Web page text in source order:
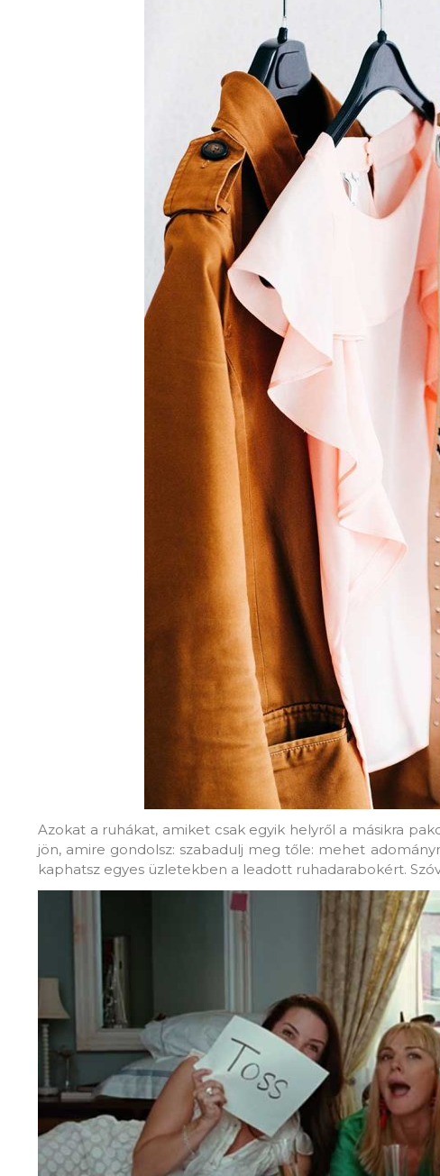
Azokat a ruhákat, amiket csak egyik helyről a másikra
jön, amire gondolsz: szabadulj meg tőle: mehet
kaphatsz egyes üzletekben a leadott ruhadarabokért.